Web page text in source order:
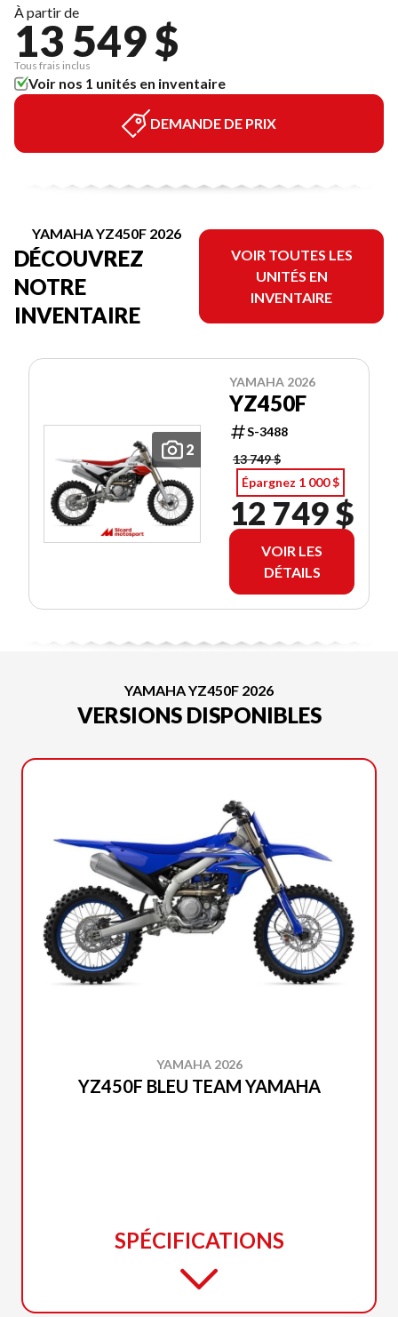
À partir de
13 549 $
Tous frais inclus
Voir nos 1 unités en inventaire
DEMANDE DE PRIX
YAMAHA YZ450F 2026
DÉCOUVREZ
NOTRE
INVENTAIRE
VOIR TOUTES LES
UNITÉS EN
INVENTAIRE
2
YAMAHA 2026
YZ450F
S-3488
13 749 $
Épargnez 1 000 $
12 749 $
VOIR LES
DÉTAILS
YAMAHA YZ450F 2026
VERSIONS DISPONIBLES
YAMAHA 2026
YZ450F BLEU TEAM YAMAHA
SPÉCIFICATIONS